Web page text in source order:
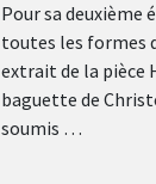
Pour sa deuxième
toutes les formes
extrait de la pièce
baguette de
soumis …